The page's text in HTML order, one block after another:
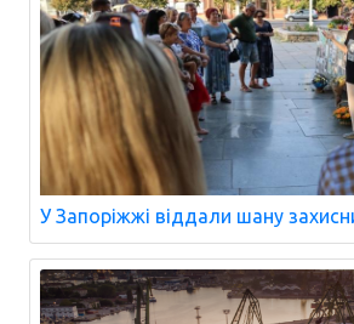
У Запоріжжі віддали шану